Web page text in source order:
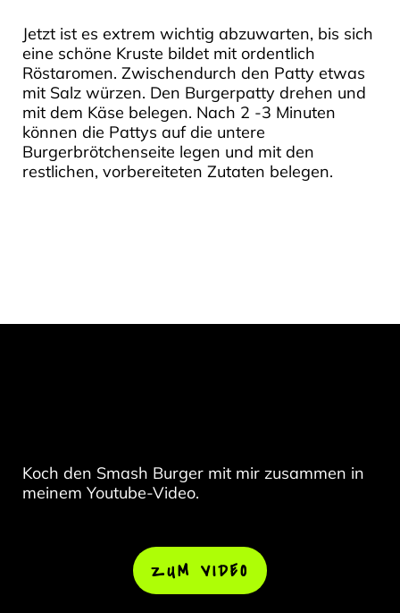
Jetzt ist es extrem wichtig abzuwarten, bis sich
eine schöne Kruste bildet mit ordentlich
Röstaromen. Zwischendurch den Patty etwas
mit Salz würzen. Den Burgerpatty drehen und
mit dem Käse belegen. Nach 2 -3 Minuten
können die Pattys auf die untere
Burgerbrötchenseite legen und mit den
restlichen, vorbereiteten Zutaten belegen.
Koch den Smash Burger mit mir zusammen in
meinem Youtube-Video.
ZUM VIDEO